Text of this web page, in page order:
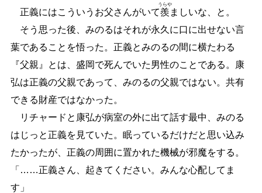
正義にはこういうお父さんがいて羨
うらや
ましいな、と。
そう思った後、みのるはそれが永久に口に出せない言
葉であることを悟った。正義とみのるの間に横たわる
『父親』とは、盛岡で死んでいた男性のことである。康
弘は正義の父親であって、みのるの父親ではない。共有
できる財産ではなかった。
リチャードと康弘が病室の外に出て話す最中、みのる
はじっと正義を見ていた。眠っているだけだと思い込み
たかったが、正義の周囲に置かれた機械が邪魔をする。
「 … …正義さん、起きてください。みんな心配してま
す」